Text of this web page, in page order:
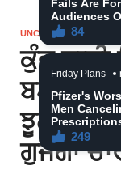
UNCATEGORIZED
ਕੁੰਭ ਰਾਸ਼ੀ
ਬਣ
ਝੂਠਾ ਵੀ
ਗੁਜੇਗਾ